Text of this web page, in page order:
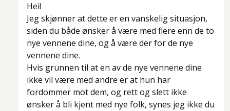
Hei!
Jeg skjønner at dette er en vanskelig situasjon,
siden du både ønsker å være med flere enn de to
nye vennene dine, og å være der for de nye
vennene dine.
Hvis grunnen til at en av de nye vennene dine
ikke vil være med andre er at hun har
fordommer mot dem, og rett og slett ikke
ønsker å bli kjent med nye folk, synes jeg ikke du